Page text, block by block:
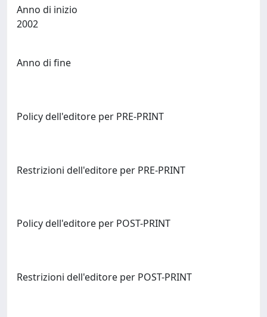
Anno di inizio
Anno di fine
Policy dell'editore per PRE-PRINT
Restrizioni dell'editore per PRE-PRINT
Policy dell'editore per POST-PRINT
Restrizioni dell'editore per POST-PRINT